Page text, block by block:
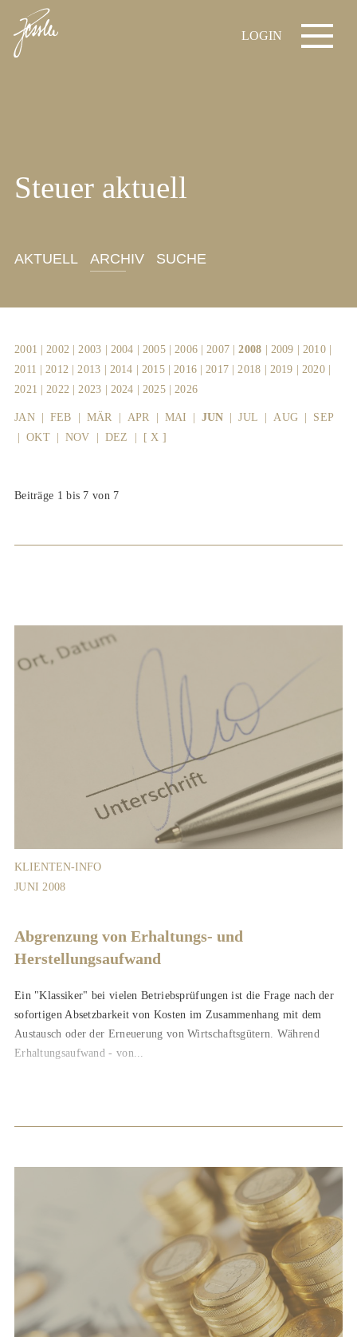
LOGIN
Steuer aktuell
AKTUELL ARCHIV SUCHE
2001 |2002 |2003 2004 2005| 2006 |2007 |2008 2009 2010|
2011 |2012 |2013 2014 2015| 2016 |2017 |2018 2019 2020|
2021 |2022 |2023 2024 2025| 2026
JAN| FEB MÄR APR MAI |JUN |JUL |AUG
SEP
OKT| NOV DEZ [ X ]
Beiträge 1 bis 7 von 7
KLIENTEN-INFO
JUNI 2008
Abgrenzung von Erhaltungs- und
Herstellungsaufwand
Ein "Klassiker" bei vielen Betriebsprüfungen ist die Frage nach der
sofortigen Absetzbarkeit von Kosten im Zusammenhang mit dem
Austausch oder der Erneuerung von Wirtschaftsgütern. Während
Erhaltungsaufwand - von...